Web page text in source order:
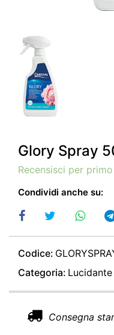
Glory Spray
Recensisci per
Condividi anche su:
Codice:
Categoria:
Consegna